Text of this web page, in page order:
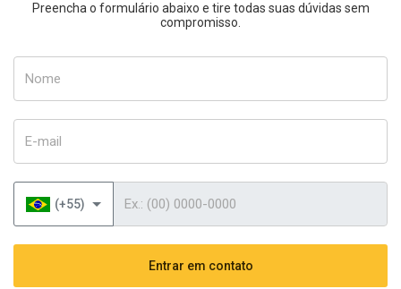
Preencha o formulário abaixo e tire todas suas dúvidas sem
compromisso.
(+55)
Entrar em contato